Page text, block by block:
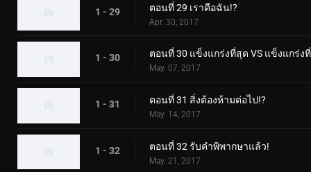
1 - 29 ตอนที่ 29 เราคือฉัน!?
Apr. 30, 2017
1 - 30 ตอนที่ 30 แข็งแกร่งที่สุด VS แข็งแกร่ง
May. 07, 2017
1 - 31 ตอนที่ 31 สิ่งต้องห้ามต่อไป!?
May. 14, 2017
1 - 32 ตอนที่ 32 รับคำพิพากษาแล้ว!
May. 21, 2017